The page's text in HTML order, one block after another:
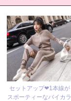
セットアップ❤1本線が
スポーティーなバイカラ